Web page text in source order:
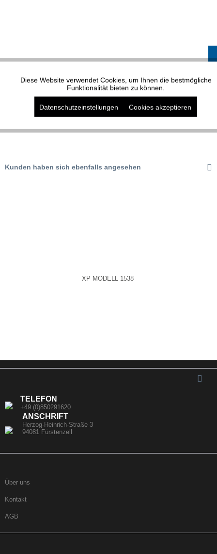
Kunden haben sich ebenfalls angesehen
XP MODELL 1538
TELEFON
+49 (0)850291620
ANSCHRIFT
Herzog-Heinrich-Straße 3
94081 Fürstenzell
Über uns
Kontakt
AGB
Funktionale Aktiv
Marketing Aktiv
Service
Diese Website verwendet Cookies, um Ihnen die bestmögliche
Funktionalität bieten zu können.
Datenschutzeinstellungen Cookies akzeptieren